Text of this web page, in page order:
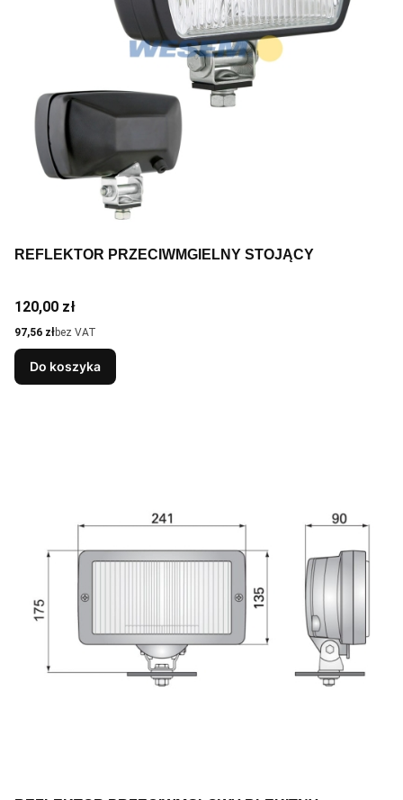
REFLEKTOR PRZECIWMGIELNY STOJĄCY
Cena
120,00 zł
Cena
97,56 złbez VAT
Do koszyka